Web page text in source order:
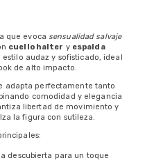
que evoca sensualidad salvaje
cuello halter y espalda
audaz y sofisticado, ideal
de alto impacto.
adapta perfectamente tanto
comodidad y elegancia
libertad de movimiento y
la figura con sutileza.
descubierta para un toque